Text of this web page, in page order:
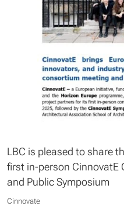
LBC is pleased to share
first in-person CinnovatE
and Public Symposium
Cinnovate